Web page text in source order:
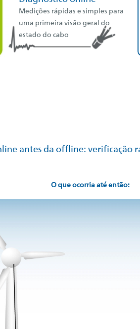
Medições rápidas e simples para
uma primeira visão geral do
estado do cabo
antes da offline: verificação
O que ocorria até então: